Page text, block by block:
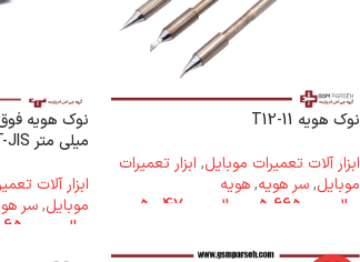
نوک هویه T12-11
ابزار آلات تعمیرات موبایل, ابزار تعمیرات
موبایل,سر هویه,هویه
ریال
ریال
میلی متر ۹۰۰M-T-JIS
ابزار آلات
موبایل,سر
ریال